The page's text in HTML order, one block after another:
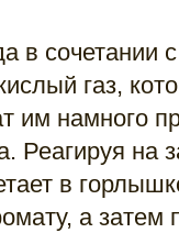
в сочетании
газ,
им намного
Реагируя на
в
а затем